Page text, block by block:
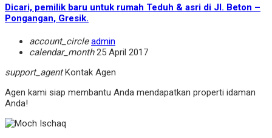
Dicari, pemilik baru untuk rumah Teduh & asri di Jl. Beton –
Pongangan, Gresik.
account_circle admin
calendar_month25 April 2017
support_agentKontak Agen
Agen kami siap membantu Anda mendapatkan properti idaman
Anda!